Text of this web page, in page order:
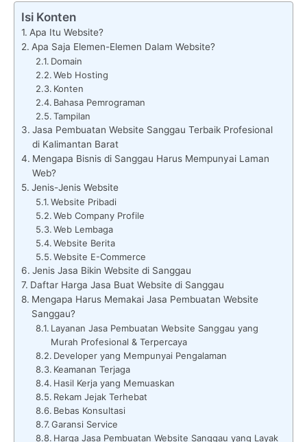
Isi Konten
Apa Itu Website?
Apa Saja Elemen-Elemen Dalam Website?
Domain
Web Hosting
Konten
Bahasa Pemrograman
Tampilan
Jasa Pembuatan Website Sanggau Terbaik Profesional
di Kalimantan Barat
Mengapa Bisnis di Sanggau Harus Mempunyai Laman
Web?
Jenis-Jenis Website
Website Pribadi
Web Company Profile
Web Lembaga
Website Berita
Website E-Commerce
Jenis Jasa Bikin Website di Sanggau
Daftar Harga Jasa Buat Website di Sanggau
Mengapa Harus Memakai Jasa Pembuatan Website
Sanggau?
Layanan Jasa Pembuatan Website Sanggau yang
Murah Profesional & Terpercaya
Developer yang Mempunyai Pengalaman
Keamanan Terjaga
Hasil Kerja yang Memuaskan
Rekam Jejak Terhebat
Bebas Konsultasi
Garansi Service
Harga Jasa Pembuatan Website Sanggau yang Layak